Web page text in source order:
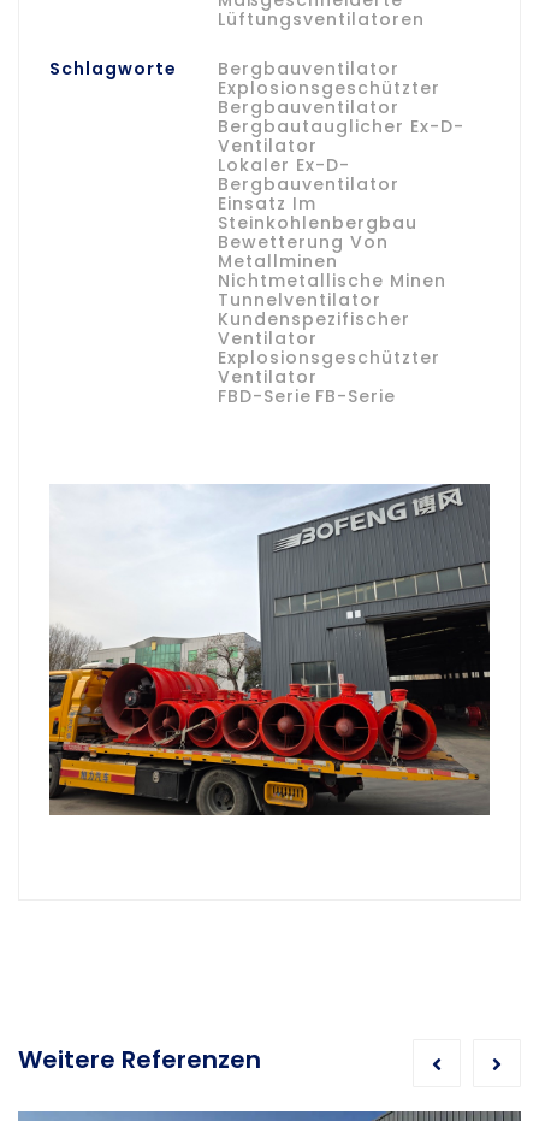
Lüftungsventilatoren
Schlagworte
Bergbauventilator
Explosionsgeschützter
Bergbauventilator
Bergbautauglicher Ex-D-
Ventilator
Lokaler Ex-D-
Bergbauventilator
Einsatz Im
Steinkohlenbergbau
Bewetterung Von
Metallminen
Nichtmetallische Minen
Tunnelventilator
Kundenspezifischer
Ventilator
Explosionsgeschützter
Ventilator
FBD-Serie FB-Serie
Weitere Referenzen